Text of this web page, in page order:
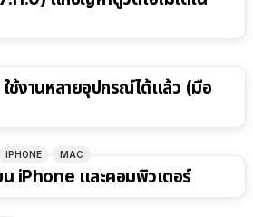
ช้งานหลายอุปกรณ์ได้แล้ว (มือ
IPHONE MAC
iPhone และคอมพิวเตอร์